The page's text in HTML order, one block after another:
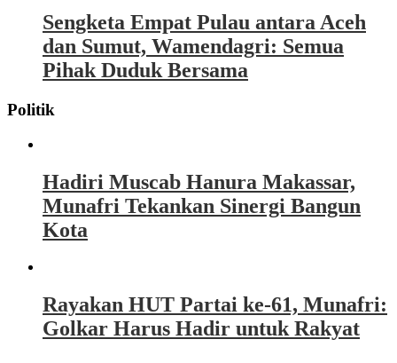
Sengketa Empat Pulau antara Aceh
dan Sumut, Wamendagri: Semua
Pihak Duduk Bersama
Politik
Hadiri Muscab Hanura Makassar,
Munafri Tekankan Sinergi Bangun
Kota
Rayakan HUT Partai ke-61, Munafri:
Golkar Harus Hadir untuk Rakyat